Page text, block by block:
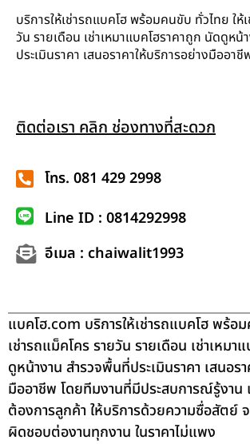
บริการให้เช่ารถแบคโฮ พร้อมคนขับ ทั่วไทย ให้
วัน รายเดือน เช่าเหมาแบคโฮราคาถูก นัดดูหน้
ประเมินราคา เสนอราคาให้บริการอย่างมืออาชี
ติดต่อเรา คลิก ช่องทางที่สะดวก
โทร. 081 429 2998
Line ID : 0814292998
อีเมล : chaiwalit1993
แบคโฮ.com บริการให้เช่ารถแบคโฮ พร้อ
เช่ารถแม็คโคร รายวัน รายเดือน เช่าเหมา
ดูหน้างาน สำรวจพื้นที่ประเมินราคา เสนอร
มืออาชีพ โดยทีมงานที่มีประสบการณ์รู้งาน
ต้องการลูกค้า ให้บริการด้วยความซื่อสัตย์
ผิดชอบต่องานทุกงาน ในราคาไม่แพง